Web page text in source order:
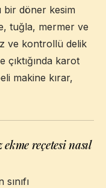
bir döner kesim
tuğla, mermer ve
ve kontrollü delik
çıktığında karot
makine kırar,
reçetesi nasıl